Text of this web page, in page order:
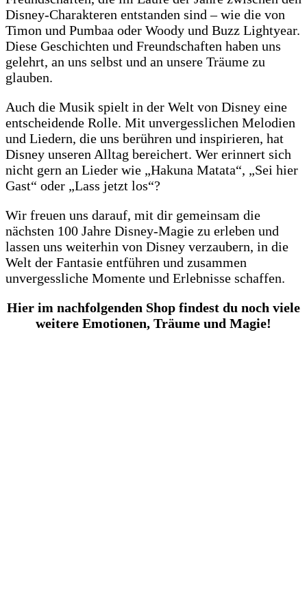
Disney-Charakteren entstanden sind – wie die von
Timon und Pumbaa oder Woody und Buzz Lightyear.
Diese Geschichten und Freundschaften haben uns
gelehrt, an uns selbst und an unsere Träume zu
glauben.
Auch die Musik spielt in der Welt von Disney eine
entscheidende Rolle. Mit unvergesslichen Melodien
und Liedern, die uns berühren und inspirieren, hat
Disney unseren Alltag bereichert. Wer erinnert sich
nicht gern an Lieder wie „Hakuna Matata“, „Sei hier
Gast“ oder „Lass jetzt los“?
Wir freuen uns darauf, mit dir gemeinsam die
nächsten 100 Jahre Disney-Magie zu erleben und
lassen uns weiterhin von Disney verzaubern, in die
Welt der Fantasie entführen und zusammen
unvergessliche Momente und Erlebnisse schaffen.
Hier im nachfolgenden Shop findest du noch viele
weitere Emotionen, Träume und Magie!